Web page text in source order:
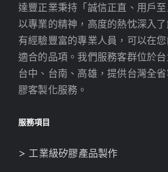
達豐正業秉持「誠信正直、用戶至
以專業的精神，高度的熱忱深入
有經驗豐富的專業人員，可以在
適合的品項。我們服務客群位於台
台中、台南、高雄，提供台灣全
膠客製化服務。
服務項目
> 工業級矽膠產品製作